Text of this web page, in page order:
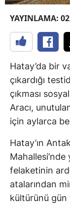
YAYINLAMA:
Hatay’da bir
çıkardığı
çıkması
Aracı,
için aylarca
Hatay’ın
felaketinin
atalarından
kültürünü gün